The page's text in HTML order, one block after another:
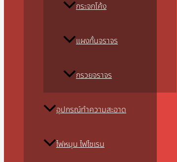
กระจกโค้ง
แผงกั้นจราจร
กรวยจราจร
อุปกรณ์ทำความสะอาด
ไฟหมุน ไฟไซเรน